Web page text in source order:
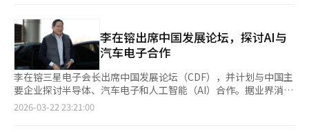
主导地位的信号”。HBM是逆转的起点。三星电子在HBM3E竞争
中失去主导地位后，李在镕紧急任命全永贤为DS部门负责人，进
行应对。全永贤上任后，全面重组了HBM开发体系，将分散的
DRAM设计、工艺、封装组织整合为以HBM为中心的“统一运营体
系”，加快了开发速度。三星电子成功开发了基于10纳米级第六代
（D1c）DRAM的核心芯片，并在HBM4产品上取得了竞争优势。
这一成果在英伟达供应链中得到了验证，三星电子被纳入下一代
GPU“Vera Rubin”的HBM4供应链中，并有望在后续GPU中扩大
李在镕出席中国发展论坛，探讨AI与
汽车电子合作
李在镕三星电子会长出席中国发展论坛（CDF），并计划与中国主
要企业探讨半导体、汽车电子和人工智能（AI）合作。据业界消
息，李会长将参加在北京钓鱼台国宾馆举行的为期两天的中国发展
2026-03-22 23:21:00